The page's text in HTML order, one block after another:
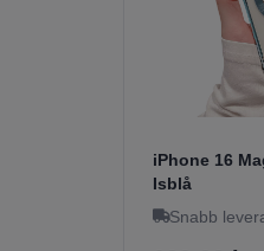
iPhone 16
Isblå
Snabb